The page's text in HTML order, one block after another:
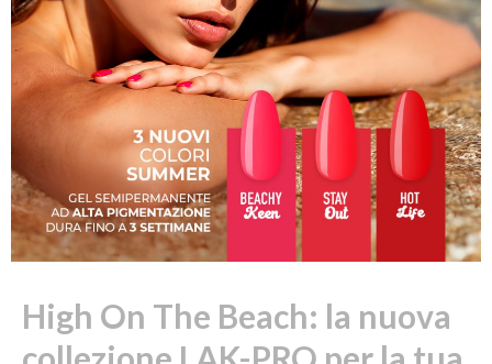
High On The Beach: la nuova